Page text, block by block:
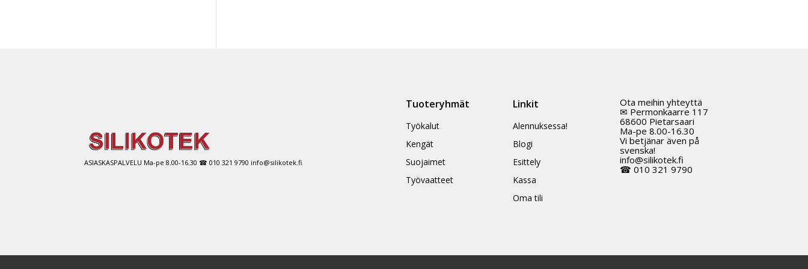
ASIASKASPALVELU Ma-pe 8.00-16.30 ☎ 010 321 9790 info@silikotek.fi
Tuoteryhmät
Työkalut
Kengät
Suojaimet
Työvaatteet
Linkit
Alennuksessa!
Blogi
Esittely
Kassa
Oma tili
Ota meihin yhteyttä
✉ Permonkaarre 117
68600 Pietarsaari
Ma-pe 8.00-16.30
Vi betjänar även på
svenska!
info@silikotek.fi
☎ 010 321 9790